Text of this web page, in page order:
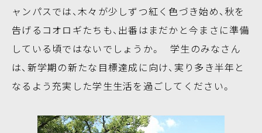
ャンパスでは、木々が少しずつ紅く色づき始め、秋を
告げるコオロギたちも、出番はまだかと今まさに準備
している頃ではないでしょうか。 学生のみなさん
は、新学期の新たな目標達成に向け、実り多き半年と
なるよう充実した学生生活を過ごしてください。